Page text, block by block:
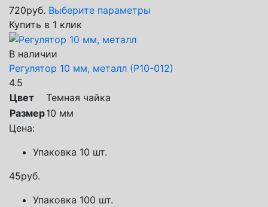
720руб. Выберите параметры
Купить в 1 клик
В наличии
Регулятор 10 мм, металл (Р10-012)
4.5
Цвет
Темная чайка
Размер10 мм
Цена:
Упаковка 10 шт.
45руб.
Упаковка 100 шт.